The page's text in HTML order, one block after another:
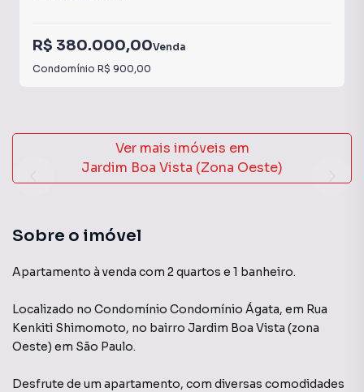
R$ 380.000,00Venda
Condomínio R$ 900,00
Ver mais imóveis em
Jardim Boa Vista (Zona Oeste)
Sobre o imóvel
Apartamento à venda com 2 quartos e 1 banheiro.
Localizado no Condomínio Condomínio Ágata, em Rua
Kenkiti Shimomoto, no bairro Jardim Boa Vista (zona
Oeste) em São Paulo.
Desfrute de um apartamento, com diversas comodidades